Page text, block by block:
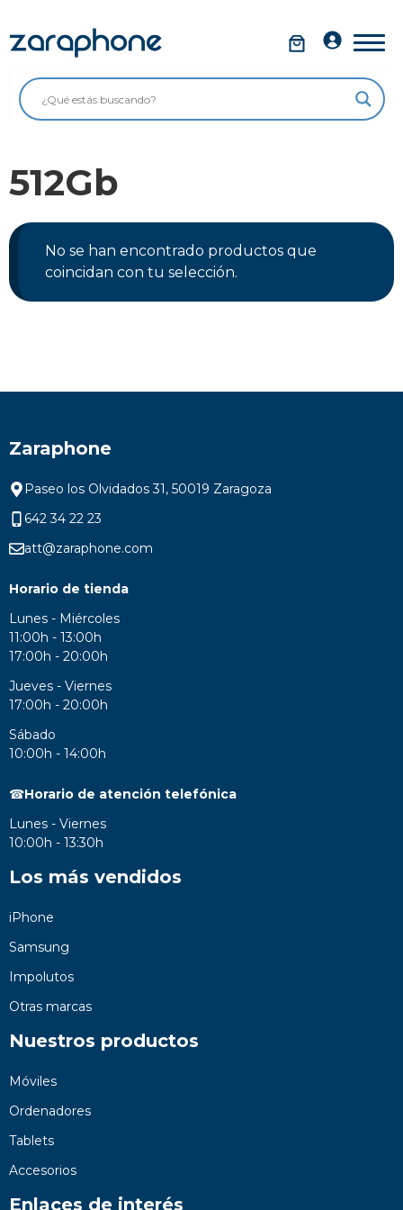
al
contenido
512Gb
No se han encontrado productos que
coincidan con tu selección.
Zaraphone
Paseo los Olvidados 31, 50019 Zaragoza
642 34 22 23
att@zaraphone.com
Horario de tienda
Lunes - Miércoles
11:00h - 13:00h
17:00h - 20:00h
Jueves - Viernes
17:00h - 20:00h
Sábado
10:00h - 14:00h
☎Horario de atención telefónica
Lunes - Viernes
10:00h - 13:30h
Los más vendidos
iPhone
Samsung
Impolutos
Otras marcas
Nuestros productos
Móviles
Ordenadores
Tablets
Accesorios
Enlaces de interés
Móviles
Impolutos
Tablets
Audio
Accesorios